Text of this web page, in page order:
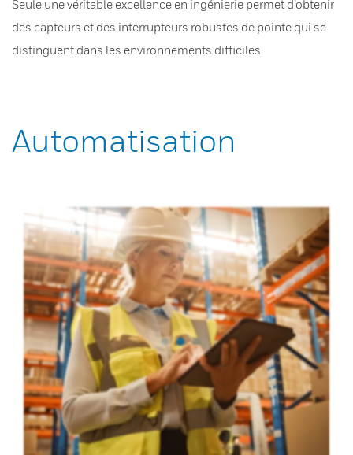
Seule une véritable excellence en ingénierie permet d’obtenir
des capteurs et des interrupteurs robustes de pointe qui se
distinguent dans les environnements difficiles.
Automatisation